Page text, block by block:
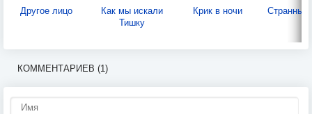
Другое лицо
Как мы искали
Тишку
Крик в ночи Странный
КОММЕНТАРИЕВ (1)